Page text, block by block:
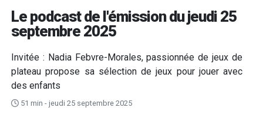
Le podcast de l'émission du jeudi 25
septembre 2025
Invitée : Nadia Febvre-Morales, passionnée de jeux de
plateau propose sa sélection de jeux pour jouer avec
des enfants
51 min - jeudi 25 septembre 2025